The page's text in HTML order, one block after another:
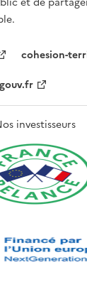
cohesion-
investisseurs